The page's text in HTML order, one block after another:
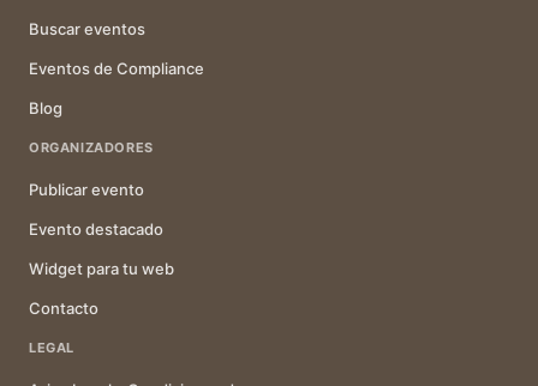
Buscar eventos
Eventos de Compliance
Blog
ORGANIZADORES
Publicar evento
Evento destacado
Widget para tu web
Contacto
LEGAL